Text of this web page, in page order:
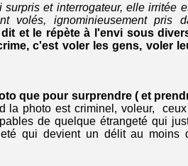
surpris et interrogateur, elle irritée
volés, ignominieusement pris
dit et le répète à l'envi sous
c'est voler les gens, voler
que pour surprendre ( et
la photo est criminel, voleur,
de quelque étrangeté qui
qui devient un délit au moins